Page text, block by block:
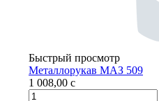
Быстрый просмотр
Металлорукав МАЗ 509
1 008,00 c